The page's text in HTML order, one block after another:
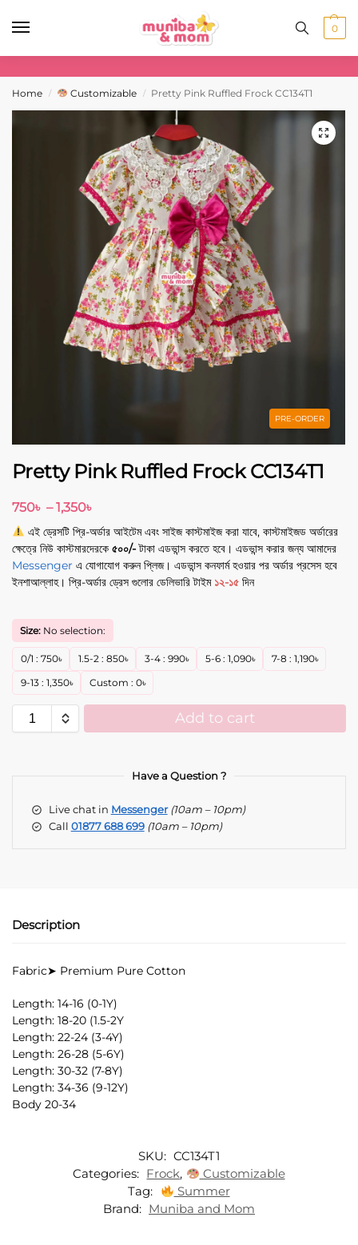
0
Home / Customizable / Pretty Pink Ruffled Frock CC134T1
PRE-ORDER
Pretty Pink Ruffled Frock CC134T1
750৳ – 1,350৳
এই ড্রেসটি প্রি-অর্ডার আইটেম এবং সাইজ কাস্টমাইজ করা যাবে, কাস্টমাইজড অর্ডারের
ক্ষেত্রে নিউ কাস্টমারদেরকে ৫০০/-টাকা এডভান্স করতে হবে। এডভান্স করার জন্য আমাদের
Messenger এ যোগাযোগ করুন প্লিজ। এডভান্স কনফার্ম হওয়ার পর অর্ডার প্রসেস হবে
ইনশাআল্লাহ। প্রি-অর্ডার ড্রেস গুলোর ডেলিভারি টাইম ১২-১৫ দিন
Size: No selection:
0/1 : 750৳ 1.5-2 : 850৳ 3-4 : 990৳ 5-6 : 1,090৳ 7-8 : 1,190৳
9-13 : 1,350৳ Custom : 0৳
Add to cart
e
:
Have a Question ?
Live chat in Messenger (10am – 10pm)
Call 01877 688 699 (10am – 10pm)
Description
Fabric➤ Premium Pure Cotton
Length: 14-16 (0-1Y)
Length: 18-20 (1.5-2Y
Length: 22-24 (3-4Y)
Length: 26-28 (5-6Y)
Length: 30-32 (7-8Y)
Length: 34-36 (9-12Y)
Body 20-34
SKU: CC134T1
Categories: Frock,
Customizable
Tag:
Summer
Brand: Muniba and Mom